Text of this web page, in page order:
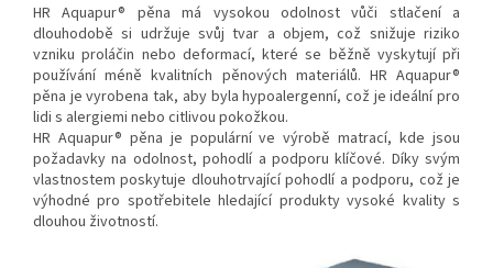
HR Aquapur® pěna má vysokou odolnost vůči stlačení a
dlouhodobě si udržuje svůj tvar a objem, což snižuje riziko
vzniku proláčin nebo deformací, které se běžně vyskytují při
používání méně kvalitních pěnových materiálů. HR Aquapur®
pěna je vyrobena tak, aby byla hypoalergenní, což je ideální pro
lidi s alergiemi nebo citlivou pokožkou.
HR Aquapur® pěna je populární ve výrobě matrací, kde jsou
požadavky na odolnost, pohodlí a podporu klíčové. Díky svým
vlastnostem poskytuje dlouhotrvající pohodlí a podporu, což je
výhodné pro spotřebitele hledající produkty vysoké kvality s
dlouhou životností.